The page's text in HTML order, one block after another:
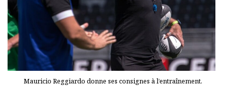
Mauricio Reggiardo donne ses consignes à l’entraînement.